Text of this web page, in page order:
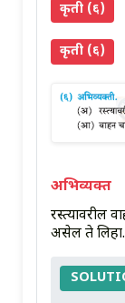
कृती (६)
कृती (६)
अभिव्यक्त
रस्त्यावरील
असेल ते लिहा.